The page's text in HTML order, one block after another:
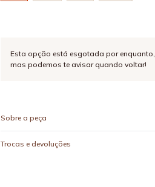
Esta opção está esgotada por enquanto,
mas podemos te avisar quando voltar!
Sobre a peça
Trocas e devoluções